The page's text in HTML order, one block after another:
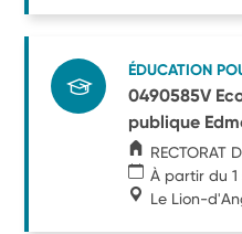
ÉDUCATION
0490585V
publique
RECTORAT
À partir du
Le Lion-